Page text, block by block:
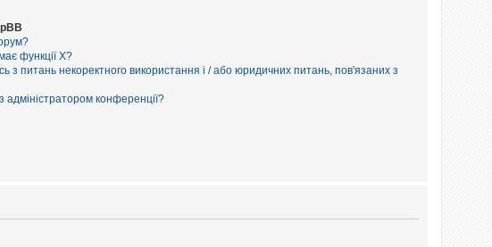
функції X?
з питань некоректного використання і / або юридичних питань, пов'язаних з
адміністратором конференції?